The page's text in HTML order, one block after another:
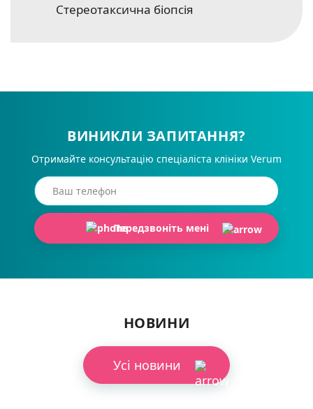
Стереотаксична біопсія
ВИНИКЛИ ЗАПИТАННЯ?
Отримайте консультацію спеціаліста клініки Verum
Передзвоніть мені
НОВИНИ
Усі новини